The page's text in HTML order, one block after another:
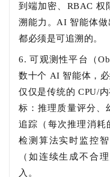
到端加密、RBAC 权
溯能力。AI 智能体
都必须是可追溯的。
6. 可观测性平台（
数十个 AI 智能体，
仅仅是传统的 CPU/
标：推理质量评分、
追踪（每次推理消耗
检测算法实时监控
（如连续生成不合
入。